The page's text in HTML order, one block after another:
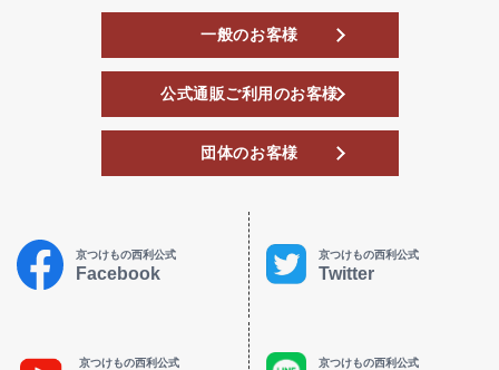
一般のお客様
公式通販ご利用のお客様
団体のお客様
京つけもの西利公式
Facebook
京つけもの西利公式
Twitter
京つけもの西利公式 京つけもの西利公式